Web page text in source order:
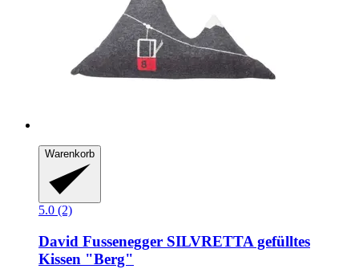
Warenkorb
5.0 (2)
David Fussenegger SILVRETTA gefülltes
Kissen "Berg"